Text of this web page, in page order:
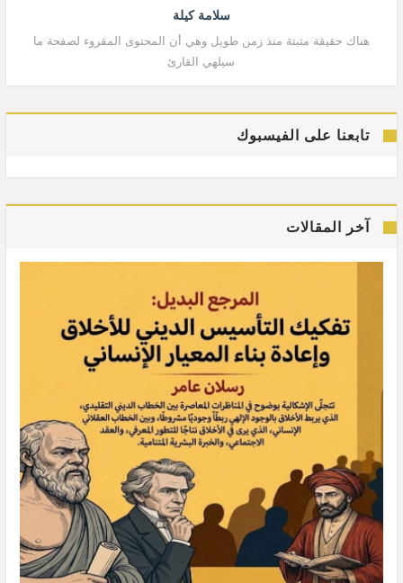
سلامة كيلة
هناك حقيقة مثبتة منذ زمن طويل وهي أن المحتوى المقروء لصفحة ما
سيلهي القارئ
تابعنا على الفيسبوك
آخر المقالات